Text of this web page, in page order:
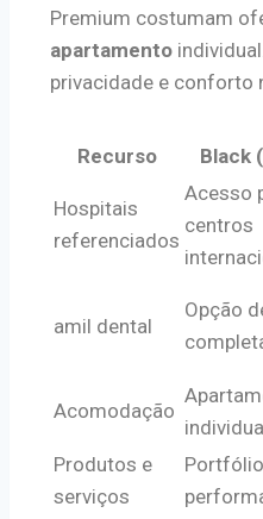
Premium costumam
apartamento
privacidade e conforto
Recurso Black
Hospitais
referenciados
Acesso
centros
amil dental
Opção
Acomodação
Produtos e
serviços